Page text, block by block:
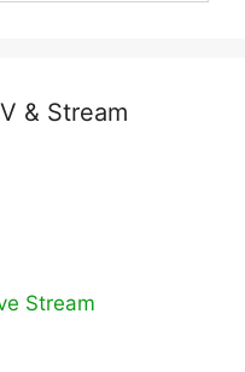
& Stream
Stream